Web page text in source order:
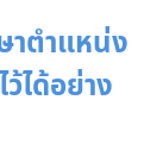
าตำแหน่ง
ได้อย่าง